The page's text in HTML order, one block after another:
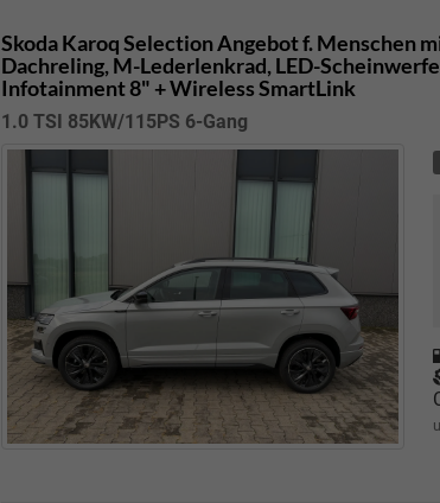
Skoda KaroqSelection Angebot f. Menschen
Dachreling, M-Lederlenkrad, LED-
Infotainment 8" + Wireless SmartLink
1.0 TSI 85KW/115PS 6-Gang